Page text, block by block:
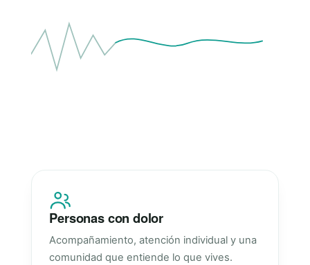
Personas con dolor
Acompañamiento, atención individual y una
comunidad que entiende lo que vives.